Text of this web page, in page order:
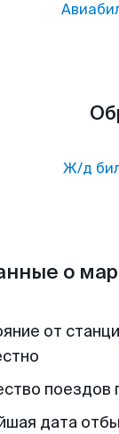
Ж/д
о
от
дата